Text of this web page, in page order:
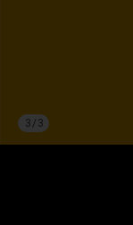
3/ 3